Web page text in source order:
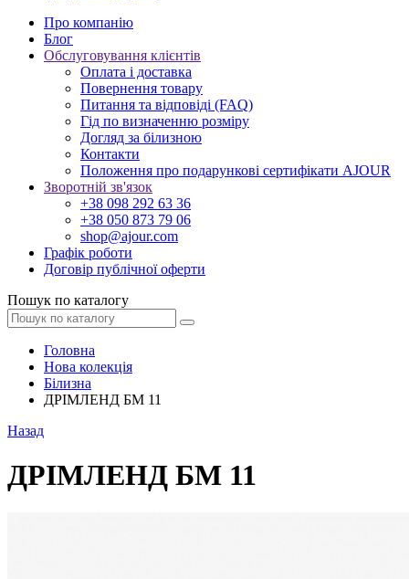
Про компанію
Блог
Обслуговування клієнтів
Оплата і доставка
Повернення товару
Питання та відповіді (FAQ)
Гід по визначенню розміру
Догляд за білизною
Контакти
Положення про подарункові сертифікати AJOUR
Зворотній зв'язок
+38 098 292 63 36
+38 050 873 79 06
shop@ajour.com
Графік роботи
Договір публічної оферти
Пошук по каталогу
Головна
Нова колекція
Білизна
ДРІМЛЕНД БМ 11
Назад
ДРІМЛЕНД БМ 11